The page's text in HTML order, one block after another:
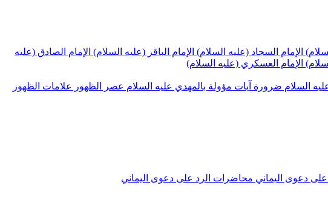
الإمام السجاد (عليه السلام) الإمام الباقر (عليه السلام) الإمام الصادق (عليه
الإمام العسكري (عليه السلام)
السلام ضرورة آيات مؤولة بالمهدي عليه السلام عصر الظهور
علامات الظهور
على دعوى اليماني محاضرات الرد على دعوى اليماني